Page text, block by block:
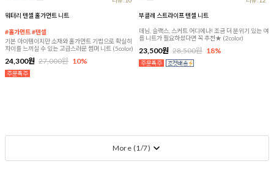
워터리 텐셀 홀가먼트 니트
#홀가먼트 #텐셀
기본 아이템이지만 소재와 홀가먼트 기법으로 확실히
차이를 느끼실 수 있는 고급스러운 썸머 니트 (5color)
24,300원 27,000원 10%
부클레 스트라이프 텐셀 니트
데님, 슬랙스, 스커트 어디에나! 조금 더 분위기 있는 여
름 니트가 필요하셨다면 꼭 추천★ (2color)
23,500원 28,500원 18%
More (1/7)